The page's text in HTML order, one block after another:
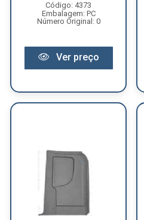
Código: 4373
Embalagem: PC
Número Original: 0
Ver preço